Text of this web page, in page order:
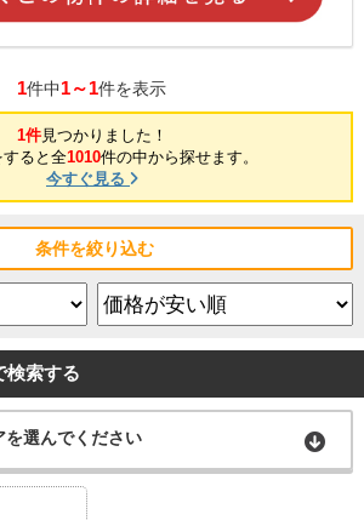
1件中1～1件を表示
1件見つかりました！
すると全1010件の中から探せます。
今すぐ見る
条件を絞り込む
検索する
を選んでください